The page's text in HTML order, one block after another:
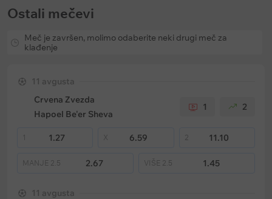
Ostali mečevi
Meč je završen, molimo odaberite neki drugi meč za
klađenje
11 avgusta
Crvena Zvezda
Hapoel Be'er Sheva
1 2
1 1.27 6.59 2 11.10
MANJE 2.5 2.67 VIŠE 2.5 1.45
11 avgusta